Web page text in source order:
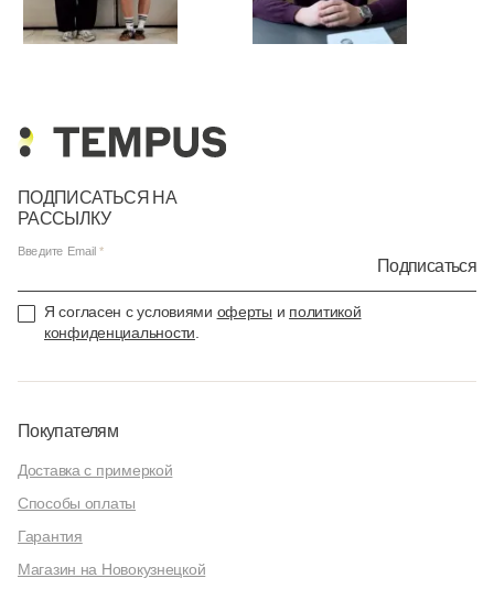
ПОДПИСАТЬСЯ НА
РАССЫЛКУ
Введите Email
Подписаться
Я согласен с условиями оферты и политикой
конфиденциальности
Покупателям
Доставка с примеркой
Способы оплаты
Гарантия
Магазин на Новокузнецкой